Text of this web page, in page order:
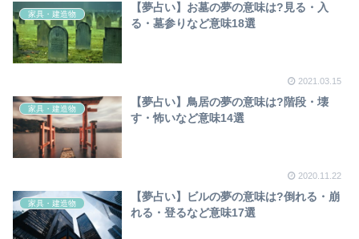
家具・建造物
【夢占い】お墓の夢の意味は?見る・入
る・墓参りなど意味18選
2021.03.15
家具・建造物
【夢占い】鳥居の夢の意味は?階段・壊
す・怖いなど意味14選
2020.11.22
家具・建造物
【夢占い】ビルの夢の意味は?倒れる・崩
れる・登るなど意味17選